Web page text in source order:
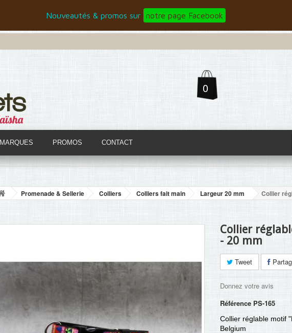
Nouveautés & promos sur notre page Facebook
0
MARQUES PROMOS CONTACT
Promenade & Sellerie Colliers Colliers fait main Largeur 20 mm Collier
Collier
- 20 mm
Tweet
Donnez votre avis
Référence PS-165
Collier réglable motif
Belgium